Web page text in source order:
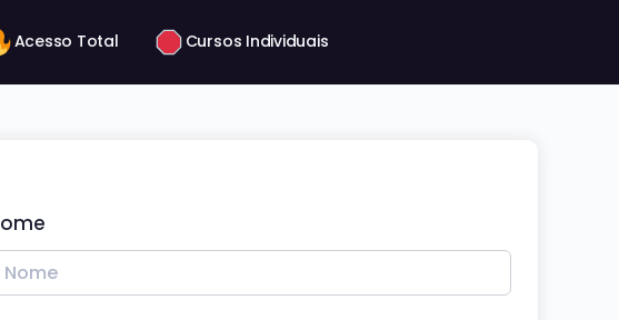
Acesso Total Cursos Individuais